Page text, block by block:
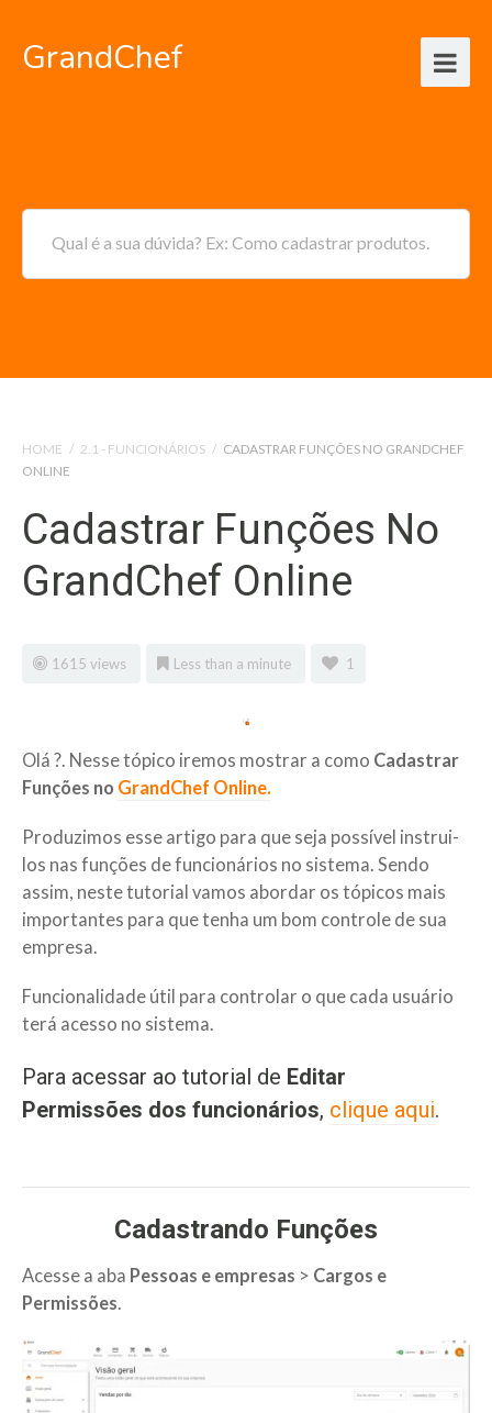
GrandChef
Qual é a sua dúvida? Ex: Como cadastrar produtos.
HOME / 2.1 - FUNCIONÁRIOS / CADASTRAR FUNÇÕES NO GRANDCHEF
ONLINE
Cadastrar Funções No
GrandChef Online
1615 views Less than a minute 1
Olá ?. Nesse tópico iremos mostrar a como Cadastrar
Funções no GrandChef Online.
Produzimos esse artigo para que seja possível instrui-
los nas funções de funcionários no sistema. Sendo
assim, neste tutorial vamos abordar os tópicos mais
importantes para que tenha um bom controle de sua
empresa.
Funcionalidade útil para controlar o que cada usuário
terá acesso no sistema.
Para acessar ao tutorial de Editar
Permissões dos funcionários, clique aqui.
Cadastrando Funções
Acesse a aba Pessoas e empresas > Cargos e
Permissões.